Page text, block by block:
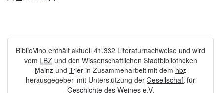
BiblioVino enthält aktuell 41.332 Literaturnachweise und wird
vom LBZund den Wissenschaftlichen Stadtbibliotheken
Mainz und Trier in Zusammenarbeit mit dem hbz
herausgegeben mit Unterstützung der Gesellschaft für
Geschichte des Weines e.V.